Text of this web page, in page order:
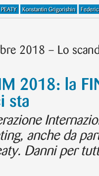
Konstantin Grigorishin
2018 – Lo
2018: la
sta
anche da
Danni per